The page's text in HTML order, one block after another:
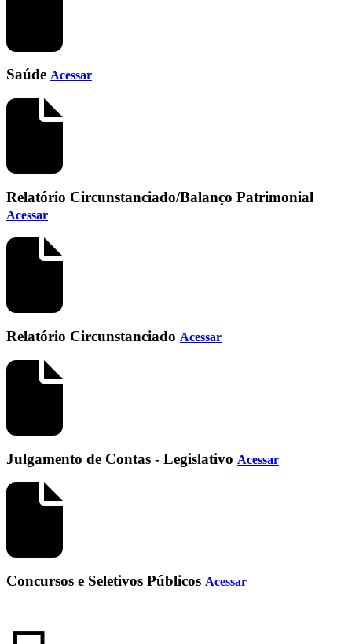
Saúde Acessar
Relatório Circunstanciado/Balanço Patrimonial
Acessar
Relatório Circunstanciado Acessar
Julgamento de Contas - Legislativo Acessar
Concursos e Seletivos Públicos Acessar